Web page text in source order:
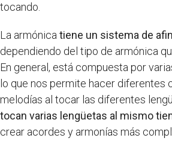
tocando.
La armónica tiene un sistema de
dependiendo del tipo de armónica
En general, está compuesta por
lo que nos permite hacer diferentes
melodías al tocar las diferentes
tocan varias lengüetas al mismo
crear acordes y armonías más